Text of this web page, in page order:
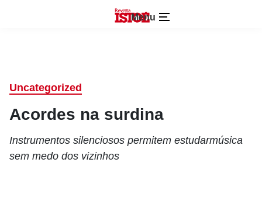
Menu
Uncategorized
Acordes na surdina
Instrumentos silenciosos permitem estudarmúsica
sem medo dos vizinhos